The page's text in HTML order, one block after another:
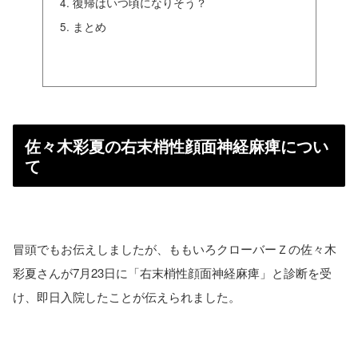
復帰はいつ頃になりそう？
まとめ
佐々木彩夏の右末梢性顔面神経麻痺につい
て
冒頭でもお伝えしましたが、ももいろクローバーＺの佐々木
彩夏さんが7月23日に「右末梢性顔面神経麻痺」と診断を受
け、即日入院したことが伝えられました。